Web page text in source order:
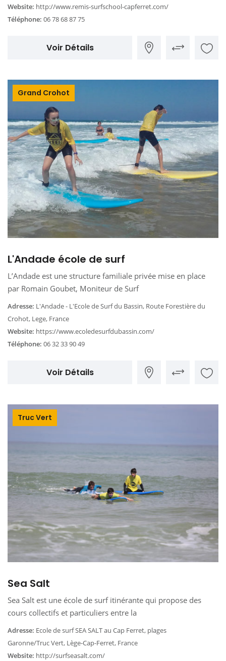
Website: http://www.remis-surfschool-capferret.com/
Téléphone: 06 78 68 87 75
Voir Détails
Grand Crohot
L'Andade école de surf
L’Andade est une structure familiale privée mise en place
par Romain Goubet, Moniteur de Surf
Adresse: L'Andade - L'Ecole de Surf du Bassin, Route Forestière du
Crohot, Lege, France
Website: https://www.ecoledesurfdubassin.com/
Téléphone: 06 32 33 90 49
Voir Détails
Truc Vert
Sea Salt
Sea Salt est une école de surf itinérante qui propose des
cours collectifs et particuliers entre la
Adresse: Ecole de surf SEA SALT au Cap Ferret, plages
Garonne/Truc Vert, Lège-Cap-Ferret, France
Website: http://surfseasalt.com/